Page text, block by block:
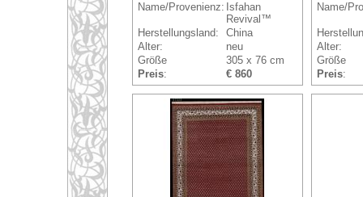
Name/Provenienz: Isfahan
Revival™
Herstellungsland:
China
Alter:
neu
Größe
305 x 76 cm
Preis: € 860
Name/
Alter:
Größe
Preis: